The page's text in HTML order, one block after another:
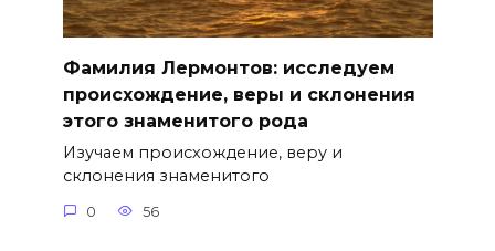
Фамилия Лермонтов: исследуем
происхождение, веры и склонения
этого знаменитого рода
Изучаем происхождение, веру и
склонения знаменитого
0 56